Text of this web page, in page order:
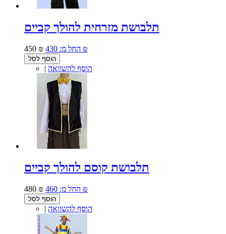
תלבושת מזרחית להולך קביים
450 ₪ החל מ: 430 ₪
הוסף לסל
| הוסף להשוואה
תלבושת קוסם להולך קביים
480 ₪ החל מ: 460 ₪
הוסף לסל
| הוסף להשוואה